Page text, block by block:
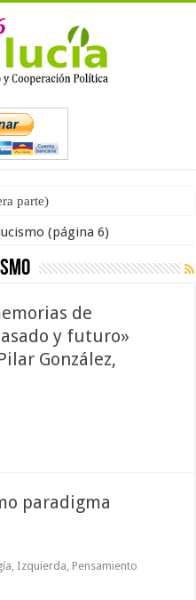
parte)elecciones generales
(página 6)
de
y futuro»
González,
paradigma
, Izquierda, Pensamiento